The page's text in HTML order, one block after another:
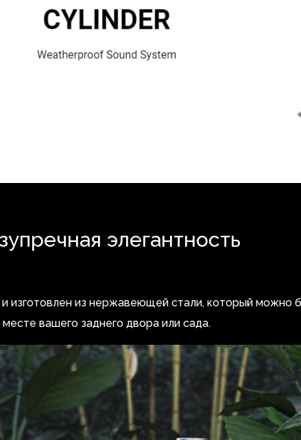
элегантность
изготовлен из нержавеющей стали, который можно
месте вашего заднего двора или сада.